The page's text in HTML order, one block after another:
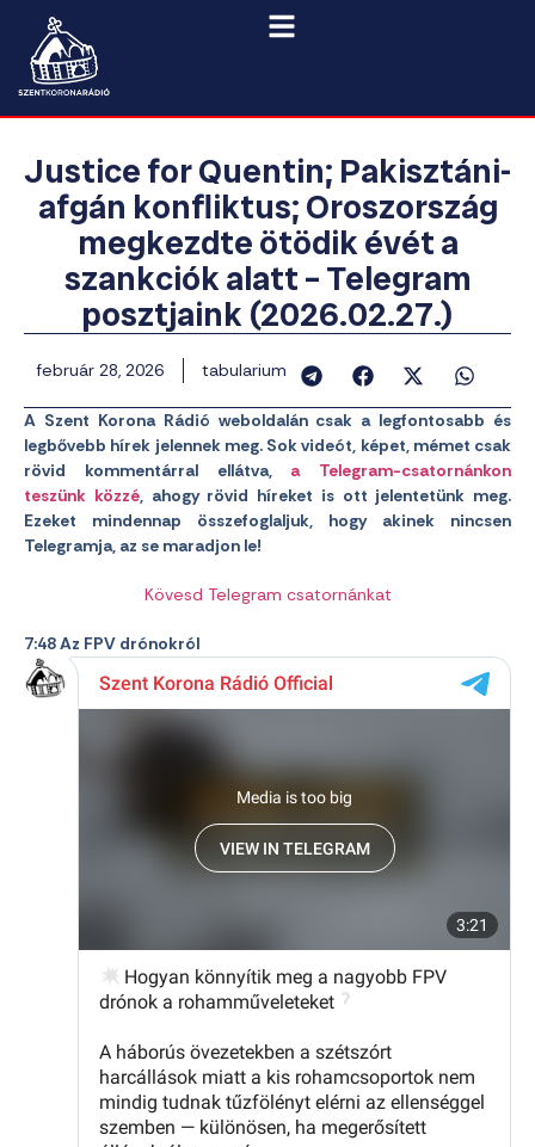
Justice for Quentin; Pakisztáni-
afgán konfliktus; Oroszország
megkezdte ötödik évét a
szankciók alatt – Telegram
posztjaink (2026.02.27.)
február 28, 2026 tabularium
A Szent Korona Rádió weboldalán csak a legfontosabb és
legbővebb hírek jelennek meg. Sok videót, képet, mémet csak
rövid kommentárral ellátva, a Telegram-csatornánkon
teszünk közzé, ahogy rövid híreket is ott jelentetünk meg.
Ezeket mindennap összefoglaljuk, hogy akinek nincsen
Telegramja, az se maradjon le!
Kövesd Telegram csatornánkat
7:48 Az FPV drónokról